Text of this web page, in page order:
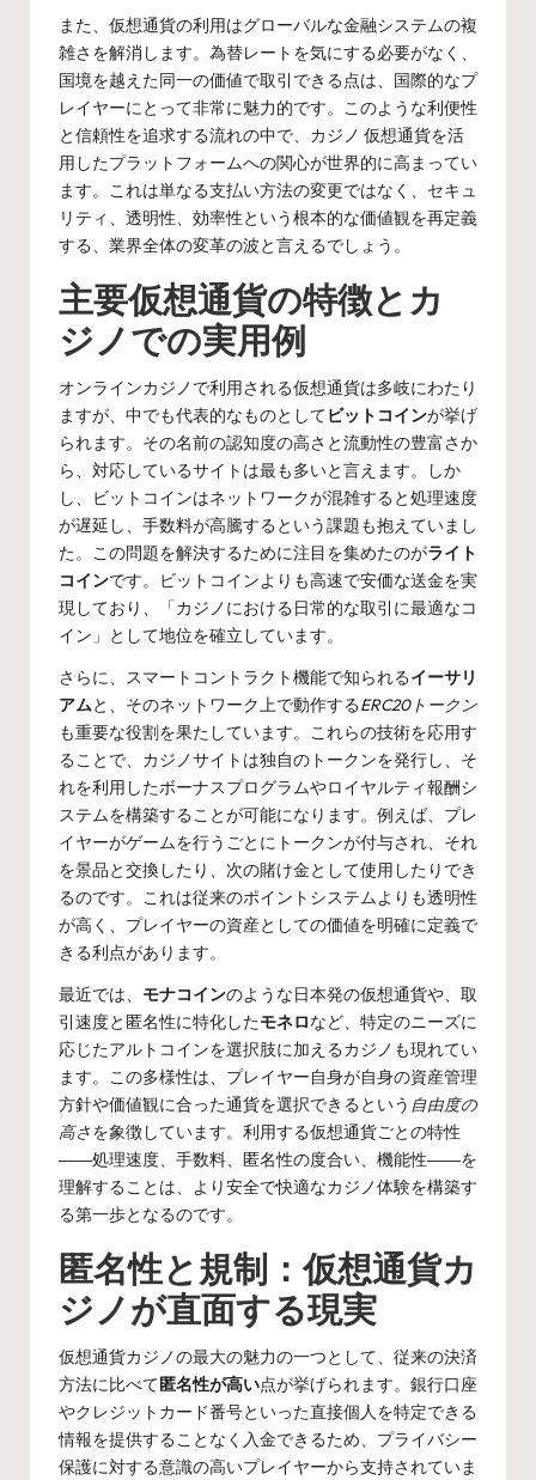
また、仮想通貨の利用はグローバルな金融システムの複
雑さを解消します。為替レートを気にする必要がなく、
国境を越えた同一の価値で取引できる点は、国際的なプ
レイヤーにとって非常に魅力的です。このような利便性
と信頼性を追求する流れの中で、 カジノ 仮想通貨を活
用したプラットフォームへの関心が世界的に高まってい
ます。これは単なる支払い方法の変更ではなく、セキュ
リティ、透明性、効率性という根本的な価値観を再定義
する、業界全体の変革の波と言えるでしょう。
主要仮想通貨の特徴とカ
ジノでの実用例
オンラインカジノで利用される仮想通貨は多岐にわたり
ますが、中でも代表的なものとしてビットコインが挙げ
られます。その名前の認知度の高さと流動性の豊富さか
ら、対応しているサイトは最も多いと言えます。しか
し、ビットコインはネットワークが混雑すると処理速度
が遅延し、手数料が高騰するという課題も抱えていまし
た。この問題を解決するために注目を集めたのがライト
コインです。ビットコインよりも高速で安価な送金を実
現しており、「カジノにおける日常的な取引に最適なコ
イン」として地位を確立しています。
さらに、スマートコントラクト機能で知られるイーサリ
アムと、そのネットワーク上で動作するERC20トークン
も重要な役割を果たしています。これらの技術を応用す
ることで、カジノサイトは独自のトークンを発行し、そ
れを利用したボーナスプログラムやロイヤルティ報酬シ
ステムを構築することが可能になります。例えば、プレ
イヤーがゲームを行うごとにトークンが付与され、それ
を景品と交換したり、次の賭け金として使用したりでき
るのです。これは従来のポイントシステムよりも透明性
が高く、プレイヤーの資産としての価値を明確に定義で
きる利点があります。
最近では、 モナコインのような日本発の仮想通貨や、取
引速度と匿名性に特化したモネロなど、特定のニーズに
応じたアルトコインを選択肢に加えるカジノも現れてい
ます。この多様性は、プレイヤー自身が自身の資産管理
方針や価値観に合った通貨を選択できるという 自由度の
高さを象徴しています。利用する仮想通貨ごとの特性
――処理速度、手数料、匿名性の度合い、機能性――を
理解することは、より安全で快適なカジノ体験を構築す
る第一歩となるのです。
匿名性と規制：仮想通貨カ
ジノが直面する現実
仮想通貨カジノの最大の魅力の一つとして、従来の決済
方法に比べて匿名性が高い点が挙げられます。銀行口座
やクレジットカード番号といった直接個人を特定できる
情報を提供することなく入金できるため、プライバシー
保護に対する意識の高いプレイヤーから支持されていま